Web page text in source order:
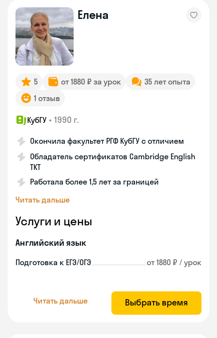
Елена
5 от 1880 ₽ за урок
35 лет опыта
1 отзыв
КубГУ • 1990 г.
Окончила факультет РГФ КубГУ с отличием
Обладатель сертификатов Cambridge English
TKT
Работала более 1,5 лет за границей
Читать дальше
Услуги и цены
Английский язык
Подготовка к ЕГЭ/ОГЭ от 1880 ₽ / урок
Читать дальше Выбрать время